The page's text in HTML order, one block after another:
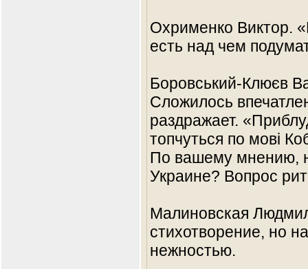
Охрименко Виктор.
есть над чем
Боровський-Клюєв
Сложилось
раздражает.
топчуться по мові
По вашему мнению,
Украине? Вопрос
Малиновская
стихотворение, но
нежностью.